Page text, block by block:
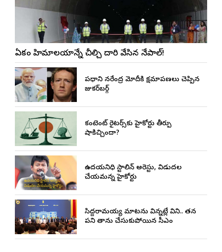
ఏకంగా హిమాలయాన్నే చీల్చి దారి వేసిన నేపాల్!
ప్రధాని నరేంద్ర మోదీకి క్షమాపణలు చెప్పిన
జుకర్‌బర్గ్
కంటెంట్ రైటర్స్‌కు హైకోర్టు తీర్పు
షాకిచ్చిందా?
ఉదయనిధి స్టాలిన్ అరెస్టు, విడుదల
చేయమన్న హైకోర్టు
సిద్దరామయ్య మాటను విన్నట్లే విని.. తన
పని తాను చేసుకుపోయిన సీఎం